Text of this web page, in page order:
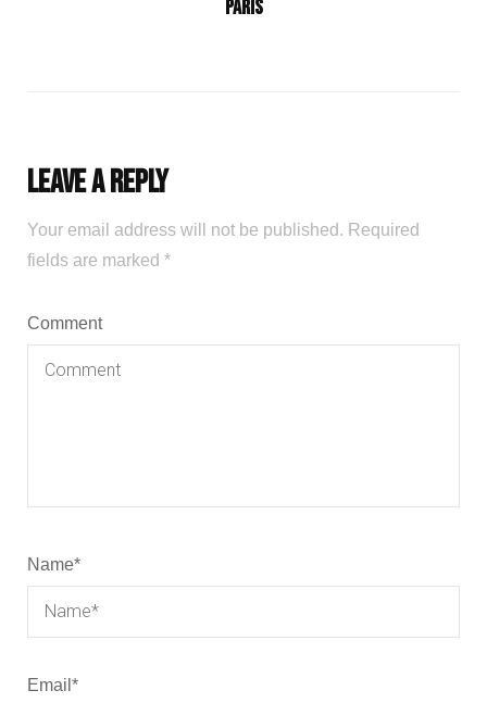
Paris
Leave a Reply
Your email address will not be published. Required
fields are marked *
Comment
Name*
Email *